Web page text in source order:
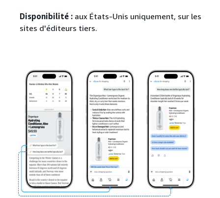
Disponibilité : aux États-Unis uniquement, sur les
sites d'éditeurs tiers.